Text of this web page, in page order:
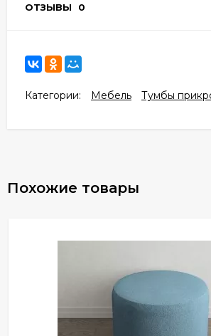
ОТЗЫВЫ 0
Категории: Мебель Тумбы
Похожие товары